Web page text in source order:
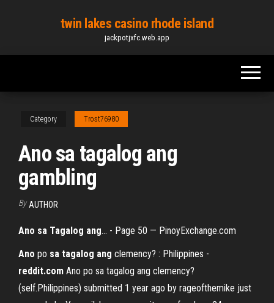
content
twin lakes casino rhode island
jackpotjxfc.web.app
Category Trost76980
Ano sa tagalog ang
gambling
By AUTHOR
Ano sa Tagalog ang... - Page 50 — PinoyExchange.com
Ano po sa tagalog ang clemency? : Philippines -
reddit.com Ano po sa tagalog ang clemency?
(self.Philippines) submitted 1 year ago by rageofthemike just